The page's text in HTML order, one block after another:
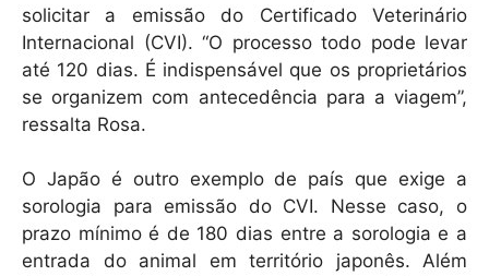
solicitar a emissão do Certificado Veterinário
Internacional (CVI). “O processo todo pode levar
até 120 dias. É indispensável que os proprietários
se organizem com antecedência para a viagem”,
ressalta Rosa.
O Japão é outro exemplo de país que exige a
sorologia para emissão do CVI. Nesse caso, o
prazo mínimo é de 180 dias entre a sorologia e a
entrada do animal em território japonês. Além